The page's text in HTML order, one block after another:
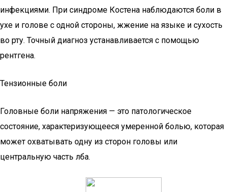
инфекциями. При синдроме Костена наблюдаются боли в
ухе и голове с одной стороны, жжение на языке и сухость
во рту. Точный диагноз устанавливается с помощью
рентгена.
Тензионные боли
Головные боли напряжения — это патологическое
состояние, характеризующееся умеренной болью, которая
может охватывать одну из сторон головы или
центральную часть лба.